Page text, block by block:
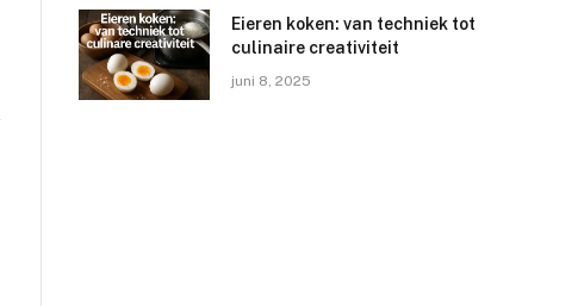
Eieren koken: van techniek tot
culinaire creativiteit
juni 8, 2025